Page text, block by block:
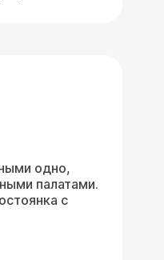
одно,
палатами.
с